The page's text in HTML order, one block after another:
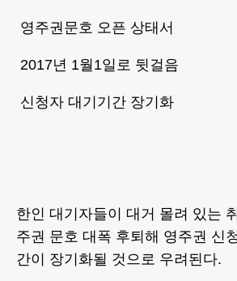
영주권문호 오픈 상태서
2017년 1월1일로 뒷걸음
신청자 대기기간 장기화
한인 대기자들이 대거 몰려 있는
주권 문호 대폭 후퇴해 영주권 신
간이 장기화될 것으로 우려된다.